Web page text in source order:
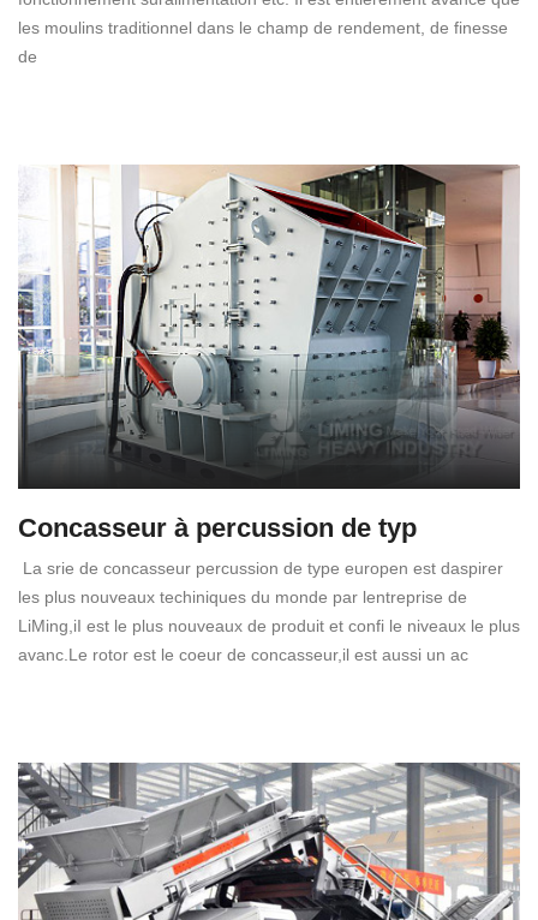
les moulins traditionnel dans le champ de rendement, de finesse
de
Concasseur à percussion de typ
La srie de concasseur percussion de type europen est daspirer
les plus nouveaux techiniques du monde par lentreprise de
LiMing,iI est le plus nouveaux de produit et confi le niveaux le plus
avanc.Le rotor est le coeur de concasseur,il est aussi un ac